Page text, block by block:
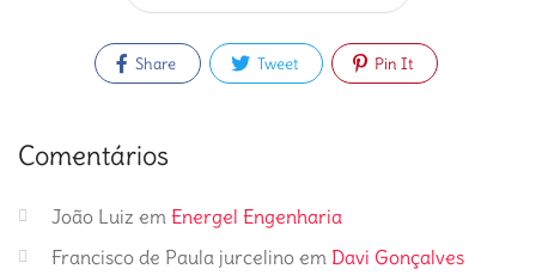
Share Tweet Pin It
Comentários
João Luiz em Energel Engenharia
Francisco de Paula jurcelino em Davi Gonçalves